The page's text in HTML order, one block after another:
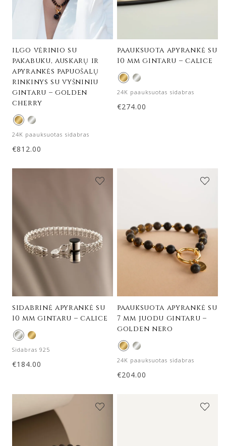
ilgo vėrinio su
pakabuku, auskarų ir
apyrankės papuošalų
rinkinys su vyšniniu
gintaru – golden
cherry
24K paauksuotas sidabras
€812.00
paauksuota apyrankė su
10 mm gintaru – calice
24K paauksuotas sidabras
€274.00
sidabrinė apyrankė su
10 mm gintaru – calice
Sidabras 925
€184.00
paauksuota apyrankė su
7 mm juodu gintaru –
golden nero
24K paauksuotas sidabras
€204.00